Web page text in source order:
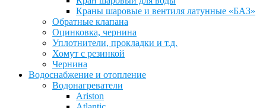
Краны шаровые и вентиля латунные «БАЗ»
Обратные клапана
Оцинковка, чернина
Уплотнители, прокладки и т.д.
Хомут с резинкой
Чернина
Водоснабжение и отопление
Водонагреватели
Ariston